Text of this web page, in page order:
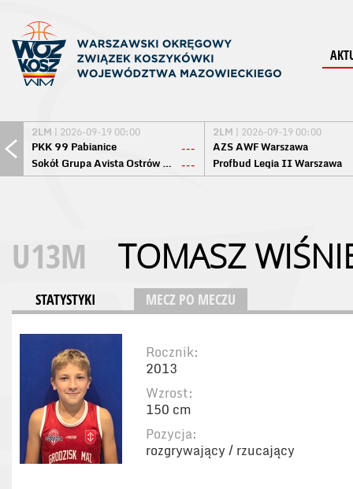
2LM | 2026-09-19 00:00
PKK 99 Pabianice
---
Sokół Grupa Avista Ostrów Maz. ---
2LM | 2026-09-19 00:00
AZS AWF Warszawa
Profbud Legia II Warszawa
U13M TOMASZ
STATYSTYKI MECZ PO MECZU
Rocznik:
2013
Wzrost:
150 cm
Pozycja:
rozgrywający / rzucający